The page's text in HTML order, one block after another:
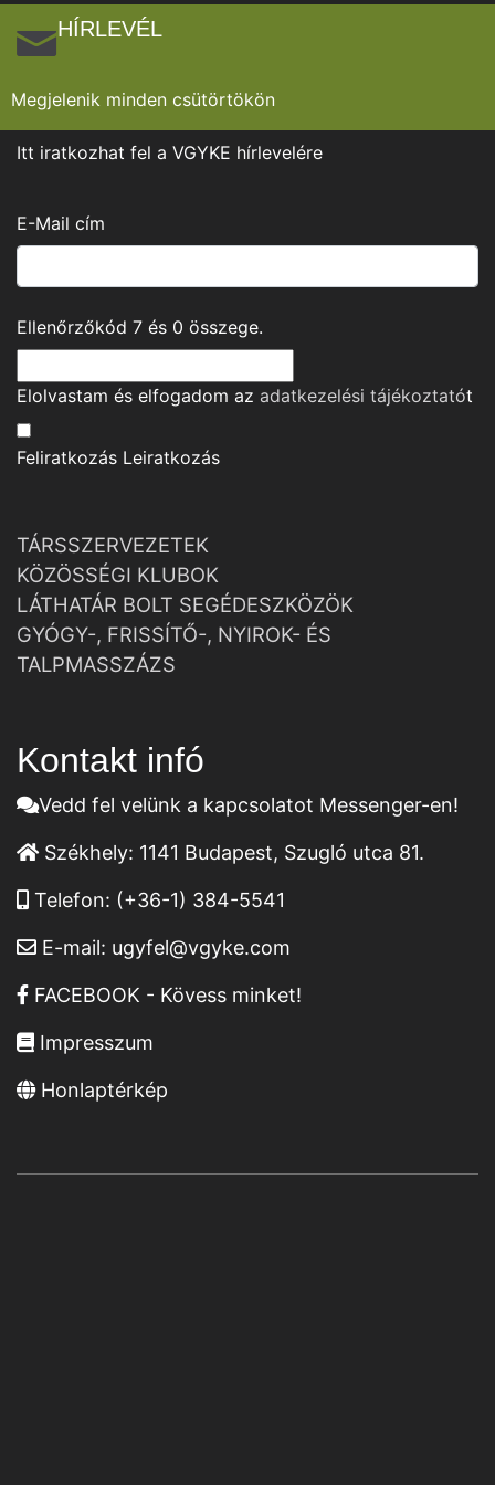
HÍRLEVÉL
Megjelenik minden csütörtökön
Itt iratkozhat fel a VGYKE hírlevelére
E-Mail cím
Ellenőrzőkód 7 és 0 összege.
Elolvastam és elfogadom az adatkezelési tájékoztatót
Feliratkozás Leiratkozás
TÁRSSZERVEZETEK
KÖZÖSSÉGI KLUBOK
LÁTHATÁR BOLT SEGÉDESZKÖZÖK
GYÓGY-, FRISSÍTŐ-, NYIROK- ÉS
TALPMASSZÁZS
Kontakt infó
Vedd fel velünk a kapcsolatot Messenger-en!
Székhely: 1141 Budapest, Szugló utca 81.
Telefon: (+36-1) 384-5541
E-mail: ugyfel@vgyke.com
FACEBOOK - Kövess minket!
Impresszum
Honlaptérkép